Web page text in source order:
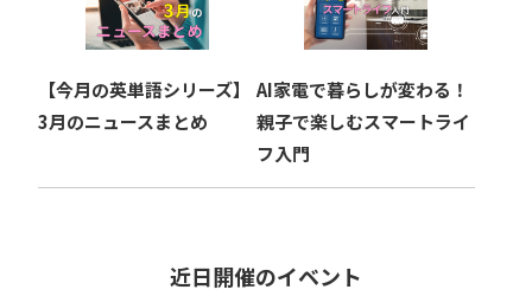
【今月の英単語シリーズ】
3月のニュースまとめ
AI家電で暮らしが変わる！
親子で楽しむスマートライ
フ入門
近日開催のイベント